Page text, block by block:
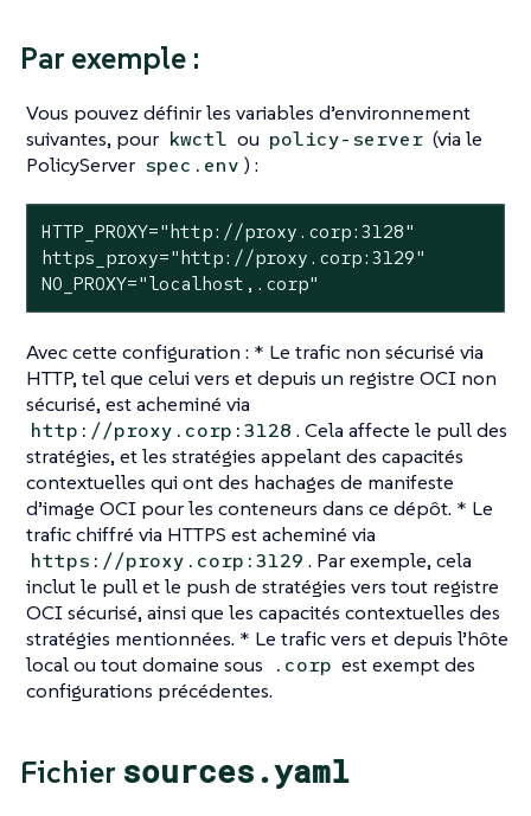
Par exemple :
Vous pouvez définir les variables d’environnement
suivantes, pour kwctl ou policy-server (via le
PolicyServer spec.env ) :
HTTP_PROXY="http://proxy.corp:3128"
https_proxy="http://proxy.corp:3129"
NO_PROXY="localhost,.corp"
Avec cette configuration : * Le trafic non sécurisé via
HTTP, tel que celui vers et depuis un registre OCI non
sécurisé, est acheminé via
http://proxy.corp:3128 . Cela affecte le pull des
stratégies, et les stratégies appelant des capacités
contextuelles qui ont des hachages de manifeste
d’image OCI pour les conteneurs dans ce dépôt. * Le
trafic chiffré via HTTPS est acheminé via
https://proxy.corp:3129 . Par exemple, cela
inclut le pull et le push de stratégies vers tout registre
OCI sécurisé, ainsi que les capacités contextuelles des
stratégies mentionnées. * Le trafic vers et depuis l’hôte
local ou tout domaine sous
.corp est exempt des
configurations précédentes.
Fichier sources.yaml